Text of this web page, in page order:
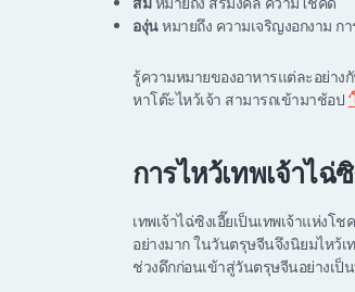
องุ่นหมายถึง ความเจริญงอกงาม ก
รู้ความหมายของอาหารแต่ละอย่าง
หาโต๊ะไหว้เจ้า สามารถเข้ามาช้อป
การไหว้เทพเจ้าไฉ่
เทพเจ้าไฉ่ซิงเอี๊ยเป็นเทพเจ้าแห่ง
อย่างมาก ในวันตรุษจีนจึงนิยมไหว้เ
ช่วงดึกก่อนเข้าสู่วันตรุษจีนอย่างเป็